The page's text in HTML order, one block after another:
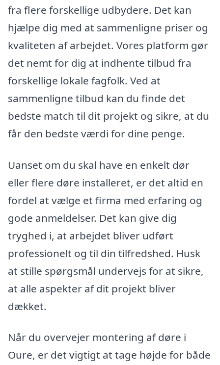
fra flere forskellige udbydere. Det kan
hjælpe dig med at sammenligne priser og
kvaliteten af arbejdet. Vores platform gør
det nemt for dig at indhente tilbud fra
forskellige lokale fagfolk. Ved at
sammenligne tilbud kan du finde det
bedste match til dit projekt og sikre, at du
får den bedste værdi for dine penge.
Uanset om du skal have en enkelt dør
eller flere døre installeret, er det altid en
fordel at vælge et firma med erfaring og
gode anmeldelser. Det kan give dig
tryghed i, at arbejdet bliver udført
professionelt og til din tilfredshed. Husk
at stille spørgsmål undervejs for at sikre,
at alle aspekter af dit projekt bliver
dækket.
Når du overvejer montering af døre i
Oure, er det vigtigt at tage højde for både